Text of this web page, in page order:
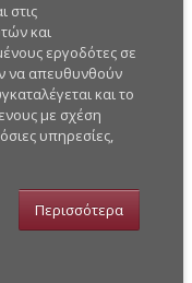
στις
και
εργοδότες σε
να απευθυνθούν
και το
με σχέση
υπηρεσίες,
Περισσότερα